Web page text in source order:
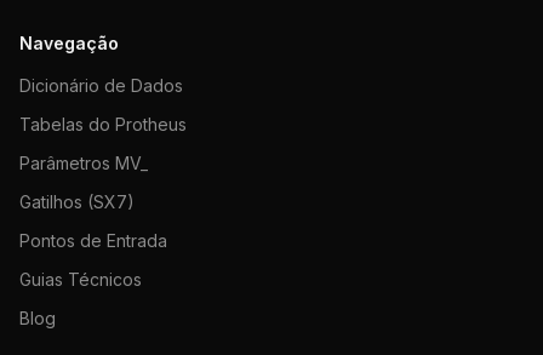
Navegação
Dicionário de Dados
Tabelas do Protheus
Parâmetros MV_
Gatilhos (SX7)
Pontos de Entrada
Guias Técnicos
Blog